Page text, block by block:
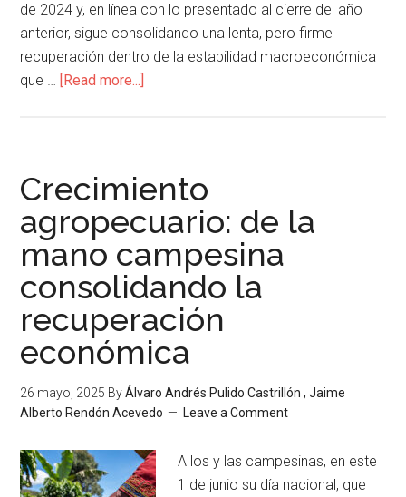
de 2024 y, en línea con lo presentado al cierre del año
anterior, sigue consolidando una lenta, pero firme
recuperación dentro de la estabilidad macroeconómica
que … [Read more...]
Crecimiento
agropecuario: de la
mano campesina
consolidando la
recuperación
económica
26 mayo, 2025 ByÁlvaro Andrés Pulido Castrillón , Jaime
Alberto Rendón Acevedo
Leave a Comment
A los y las campesinas, en este
1 de junio su día nacional, que